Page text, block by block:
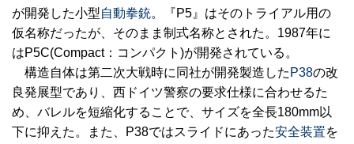
が開発した小型自動拳銃。『P5』はそのトライアル用の
仮名称だったが、そのまま制式名称とされた。1987年に
はP5C(Compact：コンパクト)が開発されている。
構造自体は第二次大戦時に同社が開発製造した P38の改
良発展型であり、西ドイツ警察の要求仕様に合わせるた
め、バレルを短縮化することで、サイズを全長180mm以
下に抑えた。また、P38ではスライドにあった安全装置を